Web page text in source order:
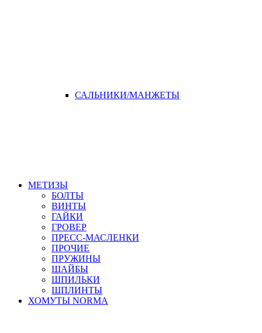
САЛЬНИКИ/МАНЖЕТЫ
МЕТИЗЫ
БОЛТЫ
ВИНТЫ
ГАЙКИ
ГРОВЕР
ПРЕСС-МАСЛЕНКИ
ПРОЧИЕ
ПРУЖИНЫ
ШАЙБЫ
ШПИЛЬКИ
ШПЛИНТЫ
ХОМУТЫ NORMA